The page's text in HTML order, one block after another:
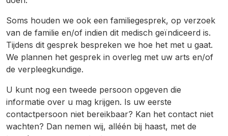
Soms houden we ook een familiegesprek, op verzoek
van de familie en/of indien dit medisch geïndiceerd is.
Tijdens dit gesprek bespreken we hoe het met u gaat.
We plannen het gesprek in overleg met uw arts en/of
de verpleegkundige.
U kunt nog een tweede persoon opgeven die
informatie over u mag krijgen. Is uw eerste
contactpersoon niet bereikbaar? Kan het contact niet
wachten? Dan nemen wij, alléén bij haast, met de